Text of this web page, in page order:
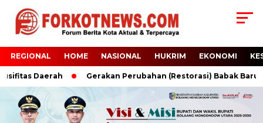
REGIONAL HOME NASIONAL HUKRIM EKONOMI
Daerah Gerakan Perubahan (Restorasi) Babak Baru